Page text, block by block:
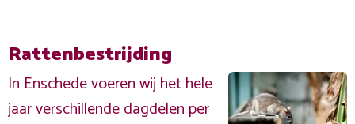
Rattenbestrijding
In Enschede voeren wij het hele
jaar verschillende dagdelen per